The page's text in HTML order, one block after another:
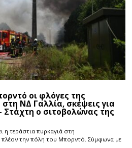
οι φλόγες της
ΝΔ Γαλλία, σκέψεις για
Στάχτη ο σιτοβολώνας της
η τεράστια πυρκαγιά στη
πλέον την πόλη του Μπορντό. Σύμφωνα με